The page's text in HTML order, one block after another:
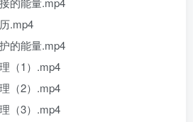
.mp4
的能量.mp4
（1）.mp4
（2）.mp4
（3）.mp4